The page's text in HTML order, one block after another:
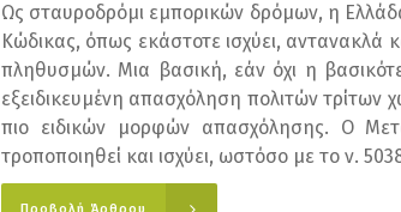
Ως σταυροδρόμι εμπορικών δρόμων, η
Κώδικας, όπως εκάστοτε ισχύει, αντανακλά
πληθυσμών. Μια βασική, εάν όχι η
εξειδικευμένη απασχόληση πολιτών τρίτων
πιο ειδικών μορφών απασχόλησης. Ο
τροποποιηθεί και ισχύει, ωστόσο με το ν.